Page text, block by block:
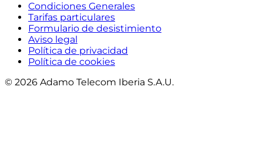
Condiciones Generales
Tarifas particulares
Formulario de desistimiento
Aviso legal
Política de privacidad
Política de cookies
© 2026 Adamo Telecom Iberia S.A.U.